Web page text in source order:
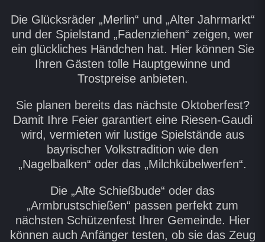
Die Glücksräder „Merlin“ und „Alter Jahrmarkt“
und der Spielstand „Fadenziehen“ zeigen, wer
ein glückliches Händchen hat. Hier können Sie
Ihren Gästen tolle Hauptgewinne und
Trostpreise anbieten.
Sie planen bereits das nächste Oktoberfest?
Damit Ihre Feier garantiert eine Riesen-Gaudi
wird, vermieten wir lustige Spielstände aus
bayrischer Volkstradition wie den
„Nagelbalken“ oder das „Milchkübelwerfen“.
Die „Alte Schießbude“ oder das
„Armbrustschießen“ passen perfekt zum
nächsten Schützenfest Ihrer Gemeinde. Hier
können auch Anfänger testen, ob sie das Zeug